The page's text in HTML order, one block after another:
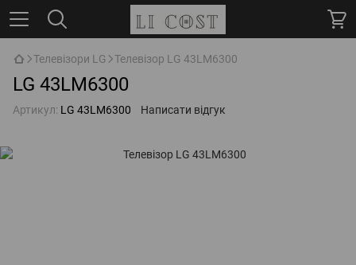
Телевізори LG Телевізор LG 43LM6300
LG 43LM6300
Артикул: LG 43LM6300 Написати відгук